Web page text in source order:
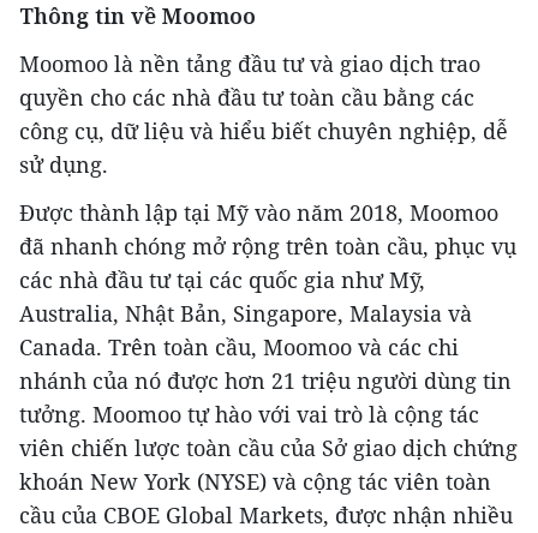
Thông tin về Moomoo
Moomoo là nền tảng đầu tư và giao dịch trao
quyền cho các nhà đầu tư toàn cầu bằng các
công cụ, dữ liệu và hiểu biết chuyên nghiệp, dễ
sử dụng.
Được thành lập tại Mỹ vào năm 2018, Moomoo
đã nhanh chóng mở rộng trên toàn cầu, phục vụ
các nhà đầu tư tại các quốc gia như Mỹ,
Australia, Nhật Bản, Singapore, Malaysia và
Canada. Trên toàn cầu, Moomoo và các chi
nhánh của nó được hơn 21 triệu người dùng tin
tưởng. Moomoo tự hào với vai trò là cộng tác
viên chiến lược toàn cầu của Sở giao dịch chứng
khoán New York (NYSE) và cộng tác viên toàn
cầu của CBOE Global Markets, được nhận nhiều